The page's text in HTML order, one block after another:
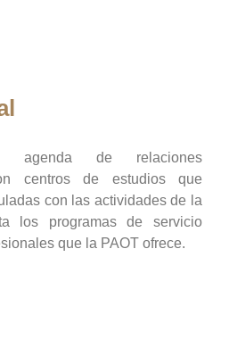
agenda de relaciones
centros de estudios que
con las actividades de la
los programas de servicio
que la PAOT ofrece.